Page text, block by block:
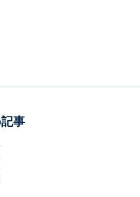
（画像出典：Amazon）
れる『こんなこいるかな
事